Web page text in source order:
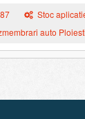
Stoc
auto